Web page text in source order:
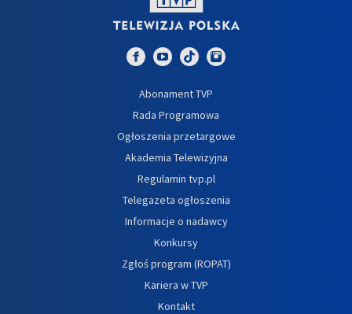
Abonament TVP
Rada Programowa
Ogłoszenia przetargowe
Akademia Telewizyjna
Regulamin tvp.pl
Telegazeta ogłoszenia
Informacje o nadawcy
Konkursy
Zgłoś program (ROPAT)
Kariera w TVP
Kontakt